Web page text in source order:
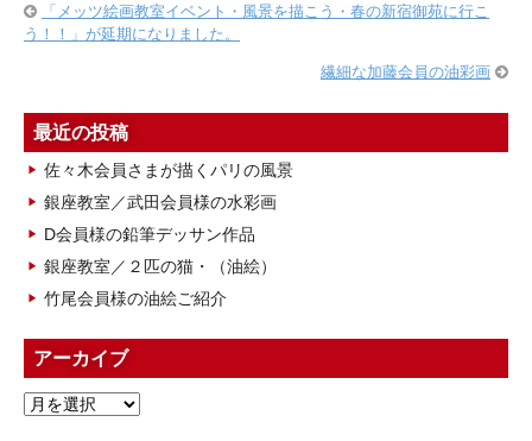
「メッツ絵画教室イベント・風景を描こう・春の新宿御苑に行こ
う！！」が延期になりました。
繊細な加藤会員の油彩画
最近の投稿
佐々木会員さまが描くパリの風景
銀座教室／武田会員様の水彩画
D会員様の鉛筆デッサン作品
銀座教室／２匹の猫・（油絵）
竹尾会員様の油絵ご紹介
アーカイブ
ア